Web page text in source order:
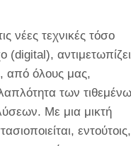
νέες τεχνικές τόσο
(digital), αντιμετωπίζει
από όλους μας,
των
Με μια μικτή
εντούτοις,